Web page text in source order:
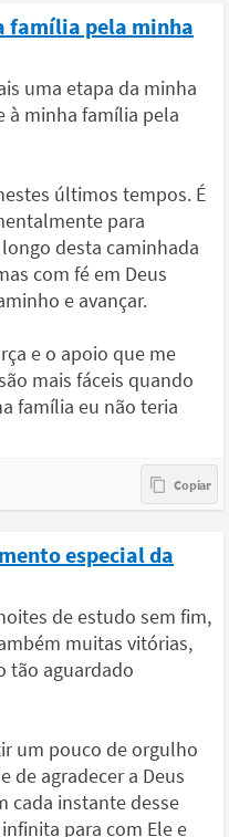
família pela minha
uma etapa da minha
à minha família pela
últimos tempos. É
para
desta caminhada
com fé em Deus
e avançar.
e o apoio que me
mais fáceis quando
família eu não teria
especial da
de estudo sem fim,
muitas vitórias,
tão aguardado
um pouco de orgulho
de agradecer a Deus
cada instante desse
para com Ele e